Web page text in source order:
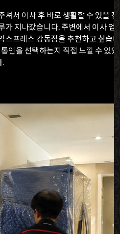
셔서 이사 후 바로 생활할 수 있을
가 지나갔습니다. 주변에서 이사 업
스프레스 강동점을 추천하고 싶습
인을 선택하는지 직접 느낄 수 있
.